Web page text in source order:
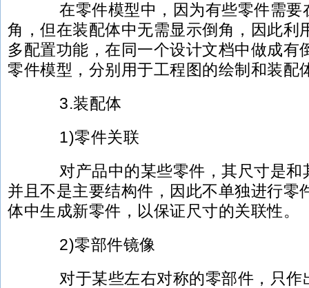
在零件模型中，因为有些零件需要
角，但在装配体中无需显示倒角，因此
多配置功能，在同一个设计文档中做成有
零件模型，分别用于工程图的绘制和装配
3.装配体
1)零件关联
对产品中的某些零件，其尺寸是和
并且不是主要结构件，因此不单独进行零
体中生成新零件，以保证尺寸的关联性。
2)零部件镜像
对于某些左右对称的零部件，只作